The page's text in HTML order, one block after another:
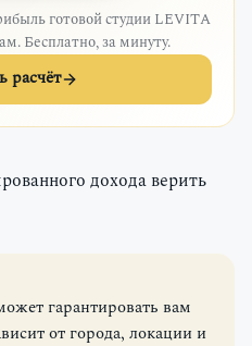
готовой студии LEVITA
Бесплатно, за минуту.
расчёт
дохода верить
гарантировать вам
от города, локации и